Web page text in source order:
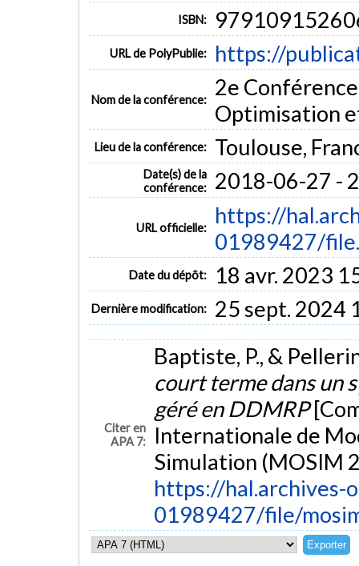
ISBN:
URL de PolyPublie: https://
Nom de la conférence:
2e
Optimisation
Lieu de la conférence: Toulouse,
Date(s) de la
conférence:
2018-06-27 -
URL officielle:
https://
01989427/
Date du dépôt: 18 avr. 2023
Dernière modification: 25 sept. 2024
Citer en
APA 7:
Baptiste, P., &
court terme dans un
géré en DDMRP
Internationale de
Simulation (MOSIM
https://hal.archives-
01989427/file/